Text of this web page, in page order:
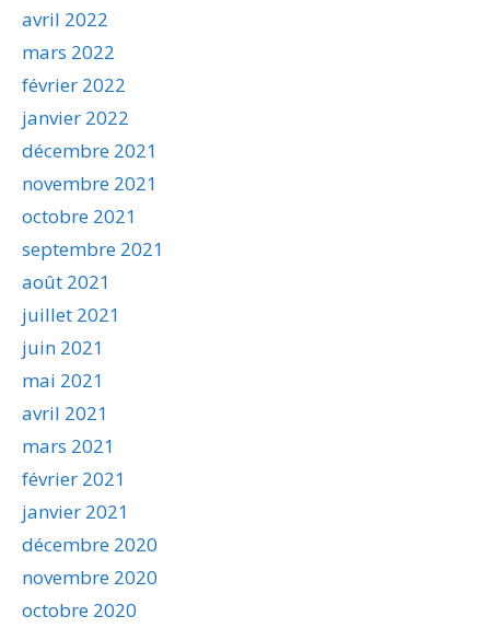
avril 2022
mars 2022
février 2022
janvier 2022
décembre 2021
novembre 2021
octobre 2021
septembre 2021
août 2021
juillet 2021
juin 2021
mai 2021
avril 2021
mars 2021
février 2021
janvier 2021
décembre 2020
novembre 2020
octobre 2020